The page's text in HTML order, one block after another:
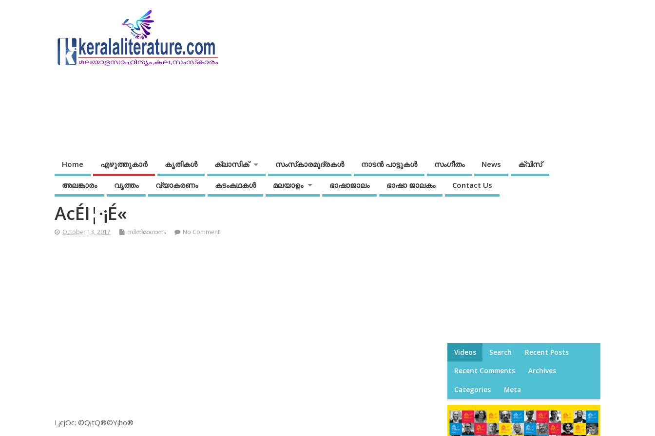
Home എഴുത്തുകാര്‍ കൃതികൾ ക്ലാസിക് സംസ്‌കാരമുദ്രകള്‍ നാടന്‍ പാട്ടുകള്‍ സംഗീതം News ക്വിസ്
അലങ്കാരം വൃത്തം വ്യാകരണം കടംകഥകള്‍ മലയാളം ഭാഷാജാലം ഭാഷാ ജാലകം Contact Us
AcÉl¦·¡É«
October 13, 2017 സിനിമാഗാനം No Comment
L¡cjOc: ©Q¡tQ®©Y¡ho®
Videos Search Recent Posts
Recent Comments Archives
Categories Meta